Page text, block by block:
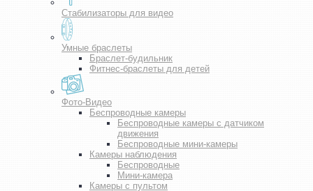
Стабилизаторы для видео
Умные браслеты
Браслет-будильник
Фитнес-браслеты для детей
Фото-Видео
Беспроводные камеры
Беспроводные камеры с датчиком
движения
Беспроводные мини-камеры
Камеры наблюдения
Беспроводные
Мини-камера
Камеры с пультом